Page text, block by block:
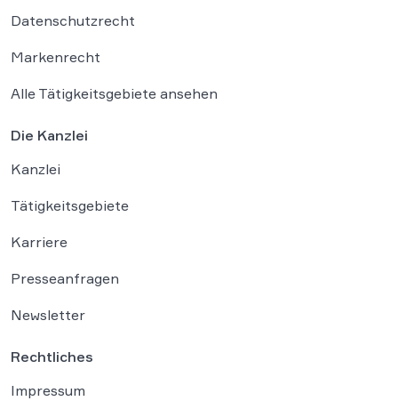
Datenschutzrecht
Markenrecht
Alle Tätigkeitsgebiete ansehen
Die Kanzlei
Kanzlei
Tätigkeitsgebiete
Karriere
Presseanfragen
Newsletter
Rechtliches
Impressum